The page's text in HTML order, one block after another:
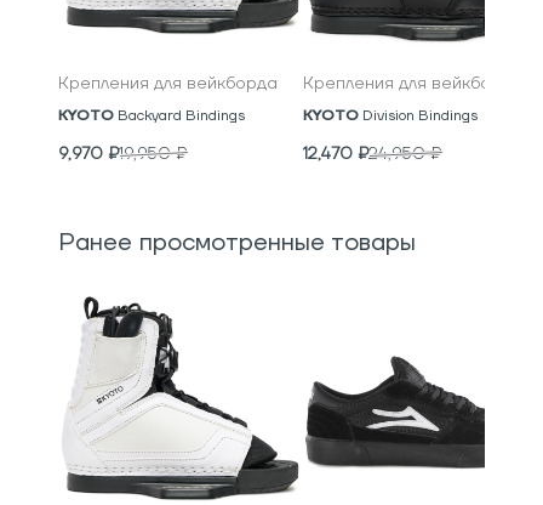
Крепления для вейкборда
KYOTO Backyard Bindings
9,970 ₽19,950₽
Крепления для вейкборда
KYOTO Division Bindings
12,470 ₽24,950₽
Ранее просмотренные товары